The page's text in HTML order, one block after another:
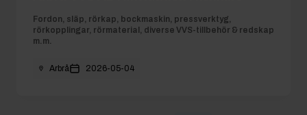
Fordon, släp, rörkap, bockmaskin, pressverktyg,
rörkopplingar, rörmaterial, diverse VVS-tillbehör & redskap
m.m.
Arbrå 2026-05-04